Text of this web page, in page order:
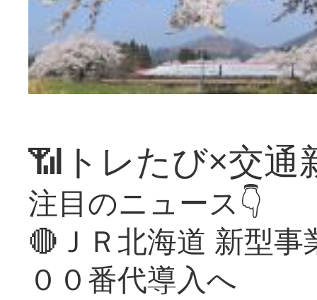
📶トレたび×交通
注目のニュース👇
🔴ＪＲ北海道 新型
００番代導入へ